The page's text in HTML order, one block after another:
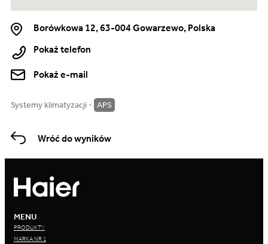
Borówkowa 12, 63-004 Gowarzewo, Polska
Pokaż telefon
Pokaż e-mail
Systemy klimatyzacji - APS
Wróć do wyników
MENU
PRODUKTY
MARKA NR 1